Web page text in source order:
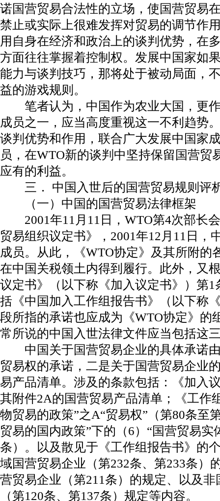
诺国营贸易合法性的立场，使国营贸易
禁止或实际上很难发挥对贸易的调节作
用自身在经济和政治上的谈判优势，在
方面往往掌握着控制权。发展中国家如
能力与谈判技巧，那将处于被动局面，
益的游戏规则。
笔者认为，中国作为农业大国，更作
成员之一，应当高度重视这一不利趋势
谈判优势和作用，联合广大发展中国家
员，在WTO新的谈判中坚持保留国营贸
应有的利益。
三． 中国入世后的国营贸易规则评
（一）中国的国营贸易法律框架
2001年11月11日，WTO第4次部长
贸易组织议定书》，2001年12月11日，
成员。从此，《WTO协定》及其所附的
在中国关税领土内得到履行。此外，又
议定书》（以下称《加入议定书》）第
括《中国加入工作组报告书》（以下称
段所指的承诺也应成为《WTO协定》的
常所说的中国入世法律文件应当包括这
中国关于国营贸易企业的具体承诺由
贸易权的承诺，二是关于国营贸易企业
易产品清单。涉及的条款包括：《加入
其附件2A的国营贸易产品清单；《工作
物贸易的政策”之A“贸易权”（第80条至
贸易的国内政策”下的（6）“国营贸易实
条）。以及散见于《工作组报告书》的
域国营贸易企业（第232条、第233条）
营贸易企业（第211条）的规定、以及
（第120条、第137条）规定等内容。